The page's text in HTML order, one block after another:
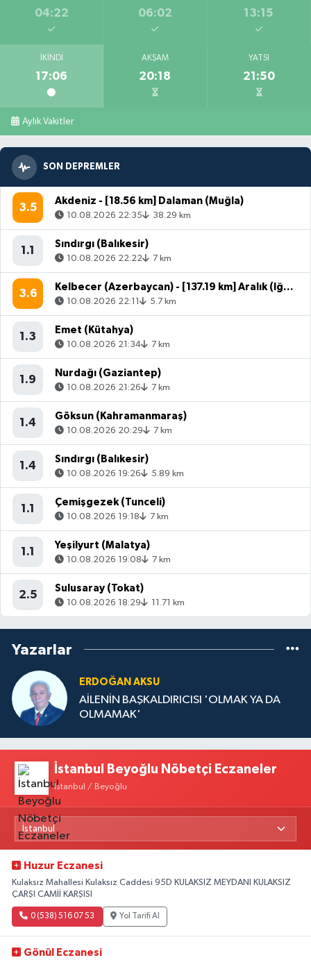
04:22 06:02 13:15
İKINDI
17:06
AKŞAM
20:18
YATSI
21:50
Aylık Vakitler
SON DEPREMLER
3.5
Akdeniz - [18.56 km] Dalaman (Muğla)
10.08.2026 22:35 38.29 km
1.1
Sındırgı (Balıkesir)
10.08.2026 22:22 7 km
3.6
Kelbecer (Azerbaycan) - [137.19 km] Aralık (Iğdır)
10.08.2026 22:11 5.7 km
1.3
Emet (Kütahya)
10.08.2026 21:34 7 km
1.9
Nurdağı (Gaziantep)
10.08.2026 21:26 7 km
1.4
Göksun (Kahramanmaraş)
10.08.2026 20:29 7 km
1.4
Sındırgı (Balıkesir)
10.08.2026 19:26 5.89 km
1.1
Çemişgezek (Tunceli)
10.08.2026 19:18 7 km
1.1
Yeşilyurt (Malatya)
10.08.2026 19:08 7 km
2.5
Sulusaray (Tokat)
10.08.2026 18:29 11.71 km
Yazarlar
ERDOĞAN AKSU
AİLENİN BAŞKALDIRICISI 'OLMAK YA DA
OLMAMAK'
İstanbul Beyoğlu Nöbetçi Eczaneler
İstanbul / Beyoğlu
Huzur Eczanesi
Kulaksız Mahallesi Kulaksız Caddesi 95D KULAKSIZ MEYDANI KULAKSIZ
ÇARŞI CAMİİ KARŞISI
0 (538) 516 07 53 Yol Tarifi Al
Gönül Eczanesi